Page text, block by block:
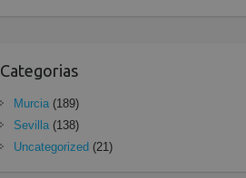
Categorias
Murcia(189)
Sevilla(138)
Uncategorized (21)